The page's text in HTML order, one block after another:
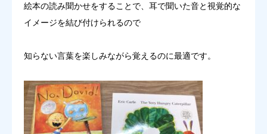
絵本の読み聞かせをすることで、耳で聞いた音と視覚的な
イメージを結び付けられるので
知らない言葉を楽しみながら覚えるのに最適です。